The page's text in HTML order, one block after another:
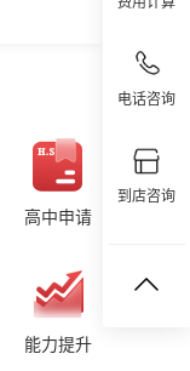
电话咨询
到店咨询
高中申请
能力提升